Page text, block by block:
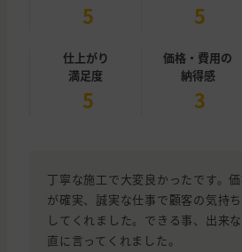
5 5
仕上がり
満足度
5
価格・費用の
納得感
3
丁寧な施工で大変良かったです。
が確実、誠実な仕事で顧客の気持
してくれました。できる事、出来
直に言ってくれました。